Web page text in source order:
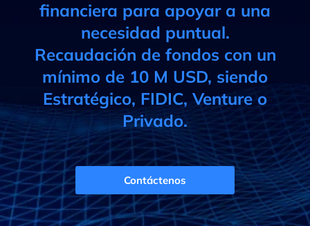
financiera para apoyar a una
necesidad puntual.
Recaudación de fondos con un
mínimo de 10 M USD, siendo
Estratégico, FIDIC, Venture o
Privado.
Contáctenos